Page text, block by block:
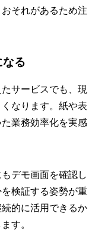
それがあるため注
る
サービスでも、現
なります。紙や表
業務効率化を実感
デモ画面を確認し
検証する姿勢が重
的に活用できるか
す。